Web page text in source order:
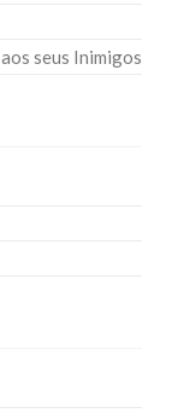
seus Inimigos